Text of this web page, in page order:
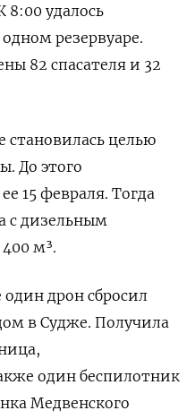
8:00 удалось
резервуаре.
82 спасателя и 32
становилась целью
До этого
ее 15 февраля. Тогда
с дизельным
м³.
дрон сбросил
в Судже. Получила
один беспилотник
Медвенского